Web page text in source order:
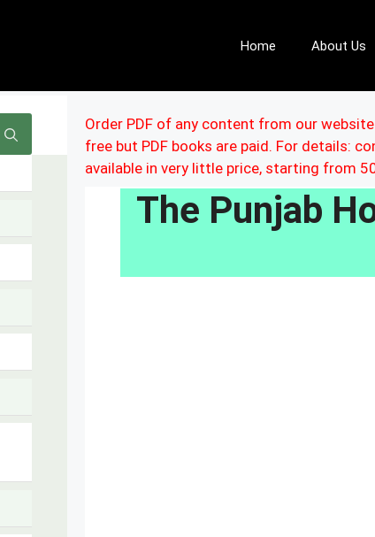
Home About Us
Order PDF of any content from our
free but PDF books are paid. For details:
available in very little price, starting from
The Punjab